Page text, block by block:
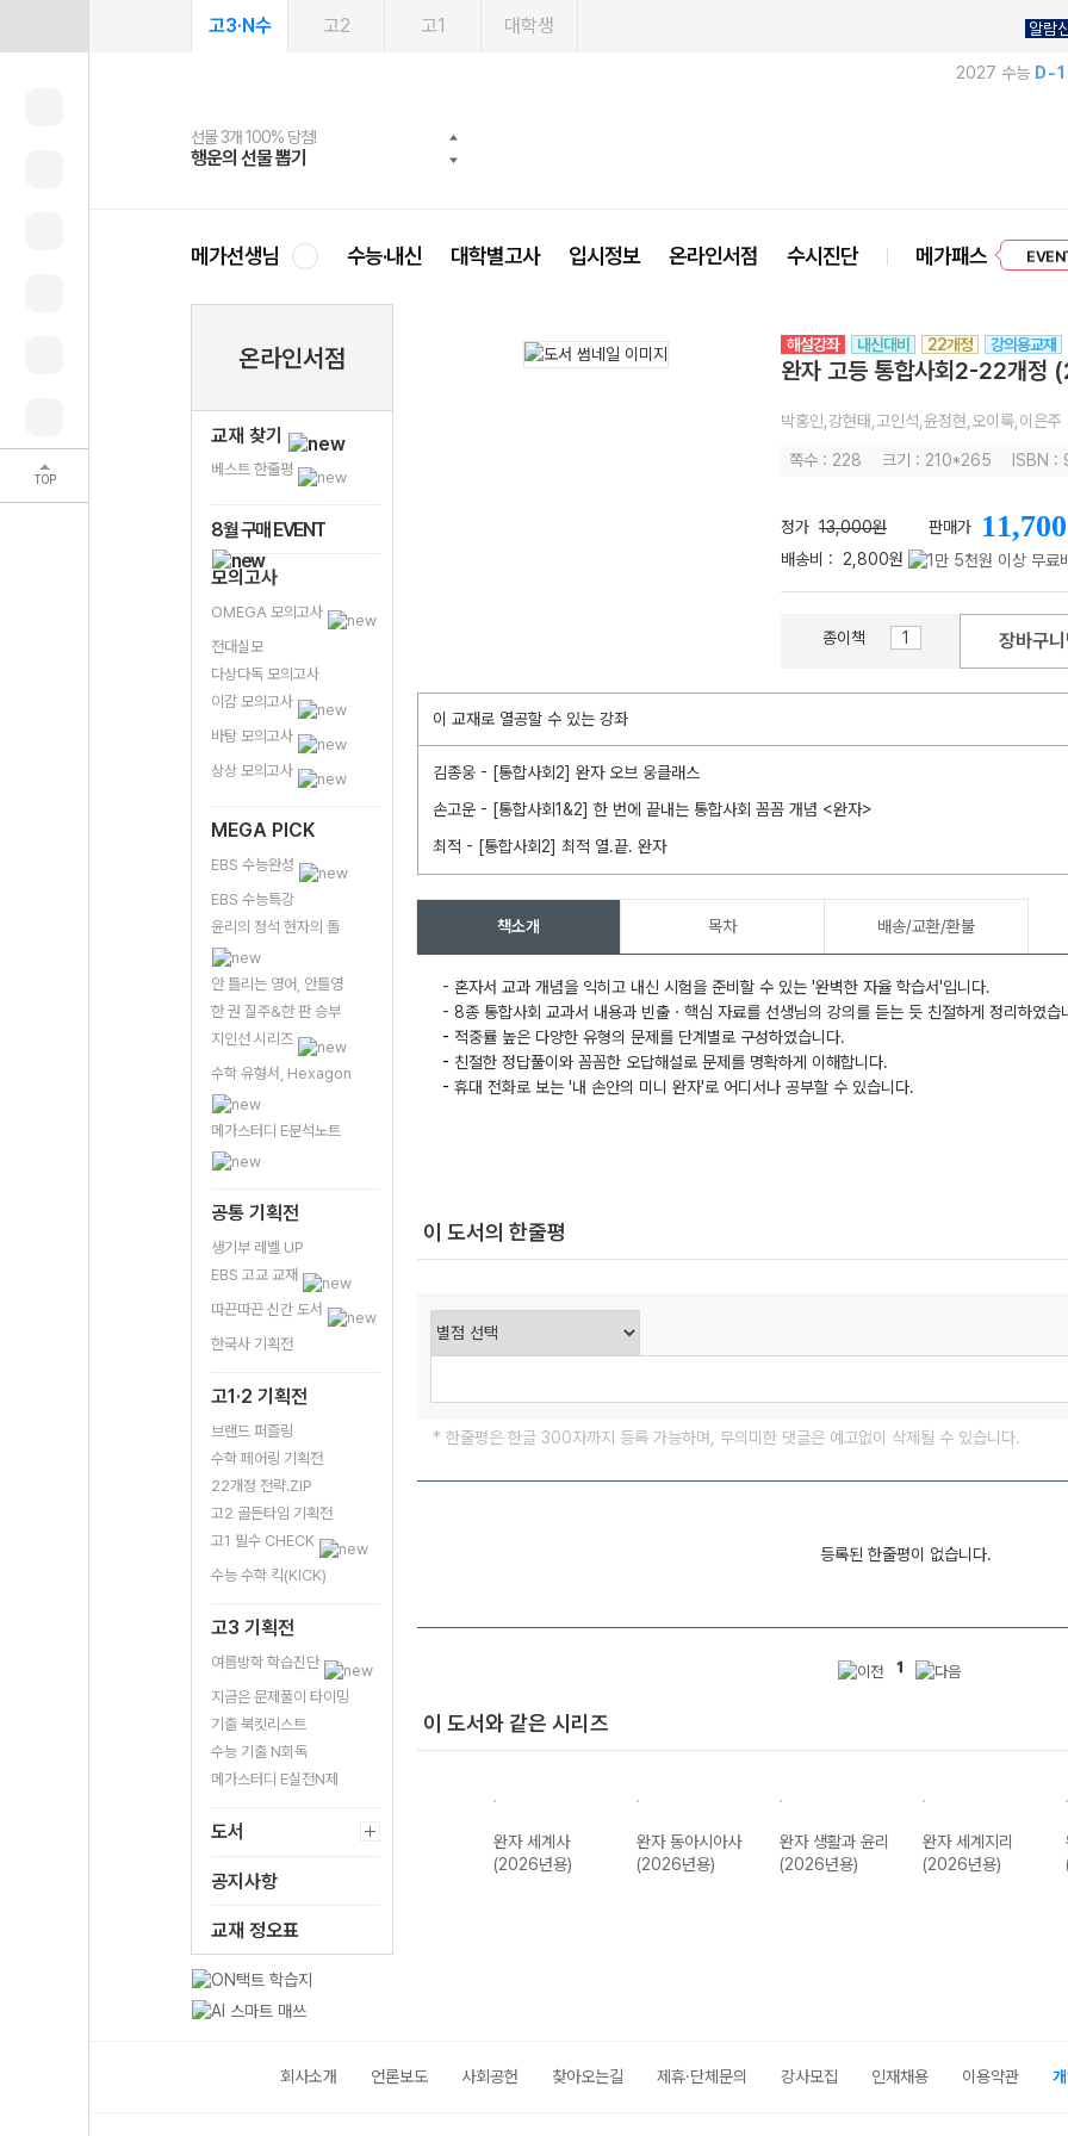
TOP
고3·N수 고2 고1 대학생 알람
2027 수능 D-
선물 3개 100% 당첨!
행운의 선물 뽑기
선물 100% 증정!
메가스터디 X 올리브
여름방학 스터디 캐시백
메가런 썸머스쿨
2027 러셀 단과
강사 공개선발
스마트러닝앱
설문 EVENT
메가패스
3일 무료 체험권
메가패스 수강생 무료혜택!
메가클럽 멤버십
사회공헌 캠페인
희망이룸 메가나눔
메가선생님 수능·내신 대학별고사 입시정보 온라인서점 수시진단 메가패스
온라인서점
교재 찾기
베스트 한줄평
8월 구매 EVENT
모의고사
OMEGA 모의고사
전대실모
다상다독 모의고사
이감 모의고사
바탕 모의고사
상상 모의고사
MEGA PICK
EBS 수능완성
EBS 수능특강
윤리의 정석 현자의 돌
안 틀리는 영어, 안틀영
한 권 질주&한 판 승부
지인선 시리즈
수학 유형서, Hexagon
메가스터디 E분석노트
공통 기획전
생기부 레벨 UP
EBS 고교 교재
따끈따끈 신간 도서
한국사 기획전
고1·2 기획전
브랜드 퍼즐링
수학 페어링 기획전
22개정 전략.ZIP
고2 골든타임 기획전
고1 필수 CHECK
수능 수학 킥(KICK)
고3 기획전
여름방학 학습진단
지금은 문제풀이 타이밍
기출 북킷리스트
수능 기출 N회독
메가스터디 E실전N제
도서
공지사항
교재 정오표
해설강좌 내신대비 22개정 강의용교재
완자 고등 통합사회2-22개정
박홍인,강현태,고인석,윤정현,오이룩,이은주
쪽수 : 228 크기 : 210*265 ISBN :
정가 13,000원 판매가 11,700
배송비 : 2,800원
종이책 장바구니
이 교재로 열공할 수 있는 강좌
김종웅 - [통합사회2] 완자 오브 웅클래스
손고운 - [통합사회1&2] 한 번에 끝내는 통합사회 꼼꼼 개념 <완자>
최적 - [통합사회2] 최적 열.끝. 완자
책소개 목차 배송/교환/환불
- 혼자서 교과 개념을 익히고 내신 시험을 준비할 수 있는 '완벽한 자율 학습서'입니다.
- 8종 통합사회 교과서 내용과 빈출ㆍ핵심 자료를 선생님의 강의를 듣는 듯 친절하게 정리하였습
- 적중률 높은 다양한 유형의 문제를 단계별로 구성하였습니다.
- 친절한 정답풀이와 꼼꼼한 오답해설로 문제를 명확하게 이해합니다.
- 휴대 전화로 보는 '내 손안의 미니 완자'로 어디서나 공부할 수 있습니다.
이 도서의 한줄평
* 한줄평은 한글 300자까지 등록 가능하며, 무의미한 댓글은 예고없이 삭제될 수 있습니다.
등록된 한줄평이 없습니다.
1
이 도서와 같은 시리즈
완자 고등 현대사
정 (2026년)
완자 한국사
완자 세계사
(2026년용)
완자 동아시아사
(2026년용)
완자 생활과 윤리
(2026년용)
완자 세계지리
(2026년용)
회사소개 언론보도 사회공헌 찾아오는길 제휴·단체문의 강사모집 인재채용 이용약관